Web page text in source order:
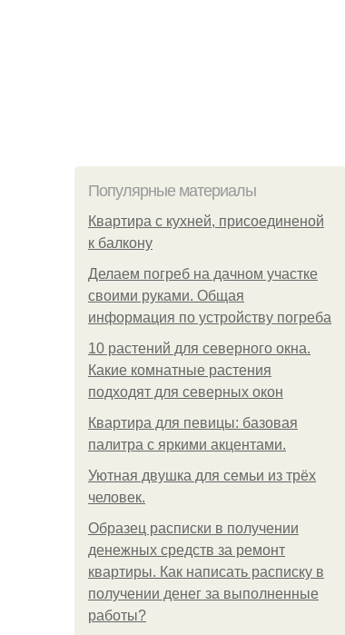
Популярные материалы
Квартира с кухней, присоединеной
к балкону
Делаем погреб на дачном участке
своими руками. Общая
информация по устройству погреба
10 растений для северного окна.
Какие комнатные растения
подходят для северных окон
Квартира для певицы: базовая
палитра с яркими акцентами.
Уютная двушка для семьи из трёх
человек.
Образец расписки в получении
денежных средств за ремонт
квартиры. Как написать расписку в
получении денег за выполненные
работы?